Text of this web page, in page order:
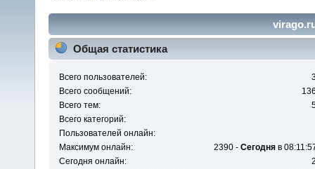
Общая статистика
Всего пользователей:
Всего сообщений:
Всего тем:
Всего категорий:
Пользователей онлайн:
Максимум онлайн:
2390 - Сегодняв
Сегодня онлайн: